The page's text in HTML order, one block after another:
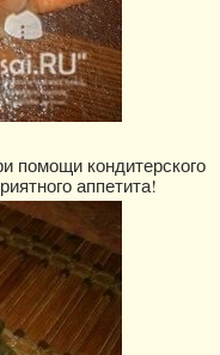
помощи кондитерского
аппетита!